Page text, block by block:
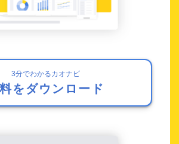
3分でわかるカオナビ
をダウンロード